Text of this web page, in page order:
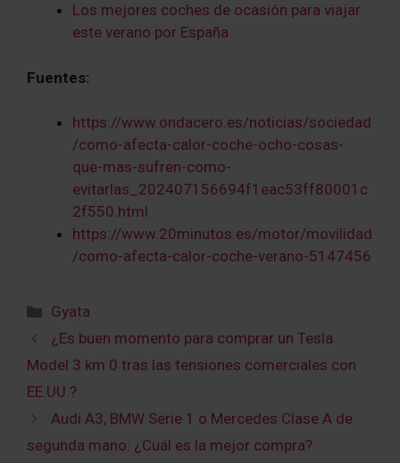
Los mejores coches de ocasión para viajar
este verano por España
Fuentes:
https://www.ondacero.es/noticias/sociedad
/como-afecta-calor-coche-ocho-cosas-
que-mas-sufren-como-
evitarlas_202407156694f1eac53ff80001c
2f550.html
https://www.20minutos.es/motor/movilidad
/como-afecta-calor-coche-verano-5147456
Categorías
Gyata
¿Es buen momento para comprar un Tesla
Model 3 km 0 tras las tensiones comerciales con
EE.UU.?
Audi A3, BMW Serie 1 o Mercedes Clase A de
segunda mano: ¿Cuál es la mejor compra?